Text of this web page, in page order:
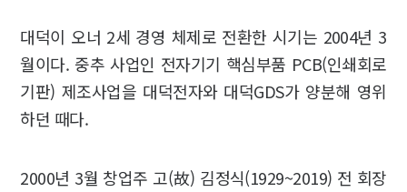
대덕이 오너 2세 경영 체제로 전환한 시기는 2004년 3
월이다. 중추 사업인 전자기기 핵심부품 PCB(인쇄회로
기판) 제조사업을 대덕전자와 대덕GDS가 양분해 영위
하던 때다.
2000년 3월 창업주 고(故) 김정식(1929~2019) 전 회장